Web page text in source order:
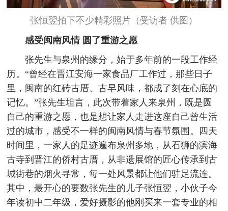
张恒翌拍下不少精彩照片（受访者 供图）
感受闽南风情 圆了重游之愿
张先生与泉州的缘分，始于多年前的一段工作经
历。“曾经在晋江安海一家食品厂工作过，那些日子
里，闽南的红砖古厝、古早风味，都成了刻在心底的
记忆。”张先生坦言，此次带着家人来泉州，既是圆
自己的重游之愿，也是想让家人走进这座自己曾生活
过的城市，感受不一样的闽南风情与春节氛围。四天
时间里，一家人的足迹遍布泉州多地，从石狮的滨海
古寺到晋江的侨村古厝，从非遗展馆的匠心传承到古
城街巷的烟火寻常，每一处风景都让他们驻足流连。
其中，最开心的要数张先生的儿子张恒翌，小伙子今
年读初中二年级，爱好摄影的他刚买来一套专业的相